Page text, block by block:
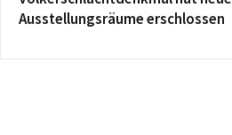
Ausstellungsräume erschlossen